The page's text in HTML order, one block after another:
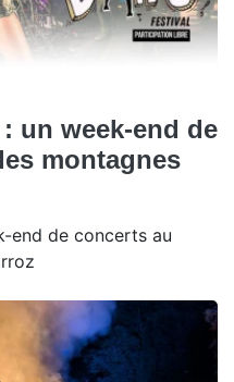
un week-end de
montagnes
end de concerts au